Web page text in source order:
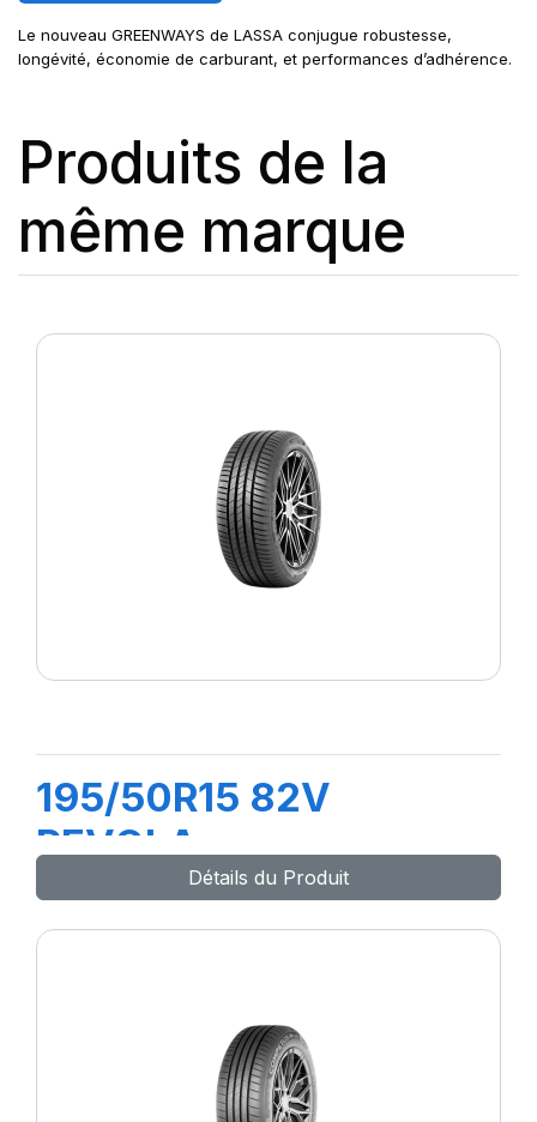
Le nouveau GREENWAYS de LASSA conjugue robustesse,
longévité, économie de carburant, et performances d’adhérence.
Produits de la
même marque
195/50R15 82V
REVOLA
Détails du Produit